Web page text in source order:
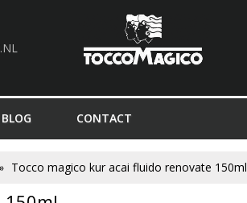
BLOG CONTACT
Tocco magico kur acai fluido renovate 150ml